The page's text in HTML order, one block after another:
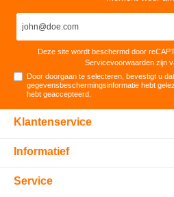
Deze site wordt beschermd door
Servicevoorwaarden zijn
Door doorgaan te selecteren, bevestigt u
gegevensbeschermingsinformatie hebt
hebt geaccepteerd
Klantenservice
Informatief
Service